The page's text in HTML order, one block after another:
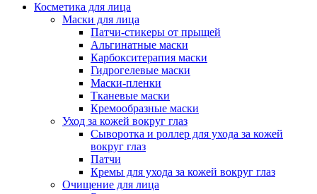
Косметика для лица
Маски для лица
Патчи-стикеры от прыщей
Альгинатные маски
Карбокситерапия маски
Гидрогелевые маски
Маски-пленки
Тканевые маски
Кремообразные маски
Уход за кожей вокруг глаз
Сыворотка и роллер для ухода за кожей
вокруг глаз
Патчи
Кремы для ухода за кожей вокруг глаз
Очищение для лица